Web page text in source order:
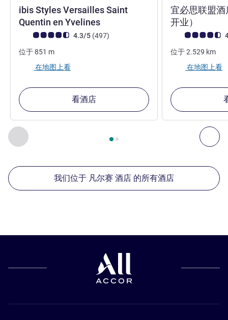
上一个 - 我们在附近的其他酒店 下
第 1页，共 , 我们在附近的其他酒店 1 :, 我们在附近的
ibis Styles Versailles Saint
Quentin en Yvelines
客户意见评级 (ALL 评级)
4.3/5 (497评论
)
位于851 m
在地图上看
看酒店
宜必思联盟
开业）
客户意见评级
位于2.529 km
在地图上看
我们位于 凡尔赛 酒店 的所有酒店